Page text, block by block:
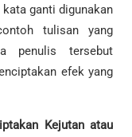
ganti digunakan
tulisan yang
penulis tersebut
efek yang
Kejutan atau